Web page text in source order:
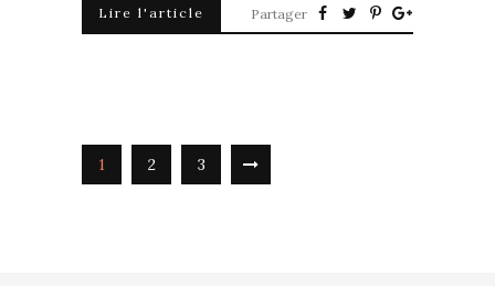
Lire l'article Partager
1 2 3